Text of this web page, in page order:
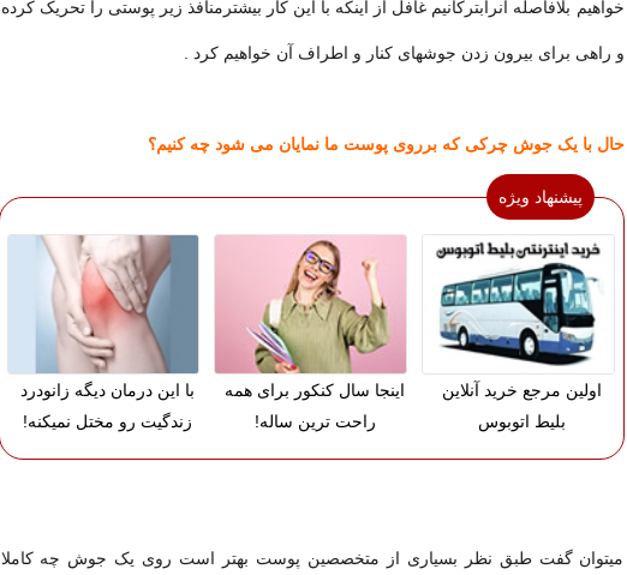
خواهیم بلافاصله آنرابترکانیم غافل از اینکه با این کار بیشترمنافذ زیر پوستی را تحریک کرده
و راهی برای بیرون زدن جوشهای کنار و اطراف آن خواهیم کرد .
حال با یک جوش چرکی که برروی پوست ما نمایان می شود چه کنیم؟
پیشنهاد ویژه
اولین مرجع خرید آنلاین
بلیط اتوبوس
اینجا سال کنکور برای همه
راحت ترین ساله!
با این درمان دیگه زانودرد
زندگیت رو مختل نمیکنه!
میتوان گفت طبق نظر بسیاری از متخصصین پوست بهتر است روی یک جوش چه کاملا